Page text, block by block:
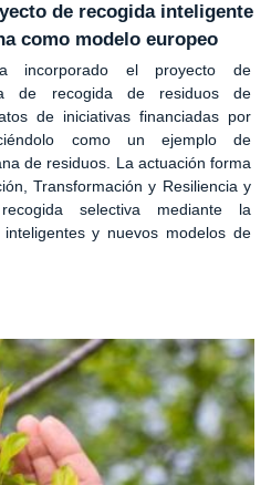
de recogida inteligente
como modelo europeo
incorporado el proyecto de
de recogida de residuos de
de iniciativas financiadas por
como un ejemplo de
de residuos. La actuación forma
Transformación y Resiliencia y
selectiva mediante la
y nuevos modelos de